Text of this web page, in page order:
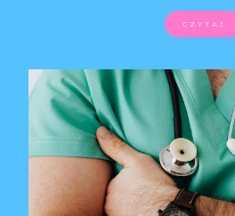
CZYTAJ